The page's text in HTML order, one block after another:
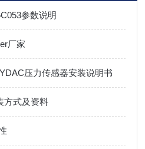
参数说明
厂家
压力传感器安装说明书
方式及资料